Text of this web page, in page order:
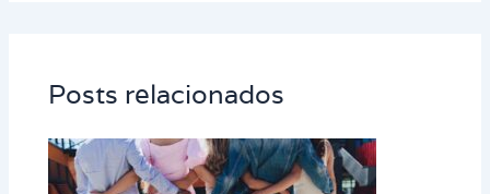
Posts relacionados